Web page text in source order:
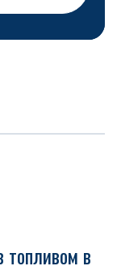
топливом в